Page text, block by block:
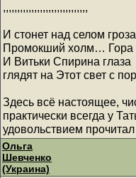
,,,,,,,,,,,,,,,,,,,,,,,,,,,,,,
И стонет над селом
Промокший холм… Гора
И Витьки Спирина глаза
глядят на Этот свет с
Здесь всё настоящее,
практически всегда у
удовольствием
Ольга
Шевченко
(Украина)